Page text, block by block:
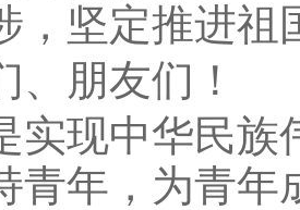
，坚定推进祖
朋友们！
现中华民族
青年，为青年